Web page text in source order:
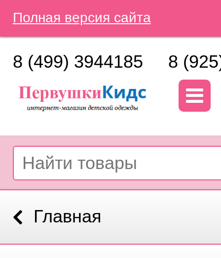
Полная версия сайта
8 (499) 3944185 8
Главная